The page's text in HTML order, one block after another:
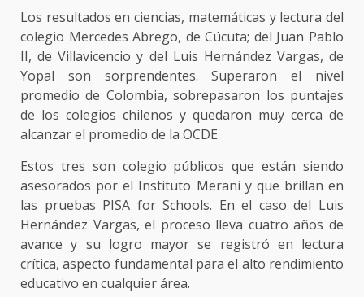
Los resultados en ciencias, matemáticas y lectura del
colegio Mercedes Abrego, de Cúcuta; del Juan Pablo
II, de Villavicencio y del Luis Hernández Vargas, de
Yopal son sorprendentes. Superaron el nivel
promedio de Colombia, sobrepasaron los puntajes
de los colegios chilenos y quedaron muy cerca de
alcanzar el promedio de la OCDE.
Estos tres son colegio públicos que están siendo
asesorados por el Instituto Merani y que brillan en
las pruebas PISA for Schools. En el caso del Luis
Hernández Vargas, el proceso lleva cuatro años de
avance y su logro mayor se registró en lectura
crítica, aspecto fundamental para el alto rendimiento
educativo en cualquier área.